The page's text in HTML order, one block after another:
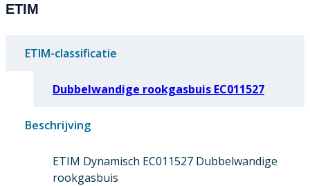
ETIM
ETIM-classificatie
Dubbelwandige rookgasbuis EC011527
Beschrijving
ETIM Dynamisch EC011527 Dubbelwandige
rookgasbuis